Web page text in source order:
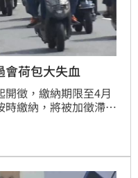
荷包大失血
徵，繳納期限至4月
繳納，將被加徵滯納